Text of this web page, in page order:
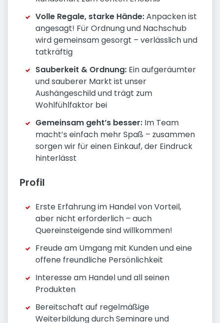
Volle Regale, starke Hände:Anpacken ist
angesagt! Für Ordnung und Nachschub
wird gemeinsam gesorgt – verlässlich und
tatkräftig
Sauberkeit & Ordnung: Ein aufgeräumter
und sauberer Markt ist unser
Aushängeschild und trägt zum
Wohlfühlfaktor bei
Gemeinsam geht’s besser: Im Team
macht’s einfach mehr Spaß – zusammen
sorgen wir für einen Einkauf, der Eindruck
hinterlässt
Profil
Erste Erfahrung im Handel von Vorteil,
aber nicht erforderlich – auch
Quereinsteigende sind willkommen!
Freude am Umgang mit Kunden und eine
offene freundliche Persönlichkeit
Interesse am Handel und all seinen
Produkten
Bereitschaft auf regelmäßige
Weiterbildung durch Seminare und